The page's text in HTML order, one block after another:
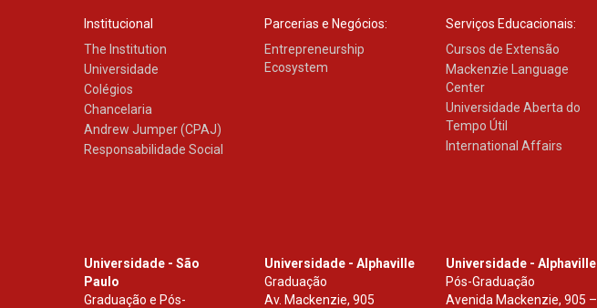
Institucional
The Institution
Universidade
Colégios
Chancelaria
Andrew Jumper (CPAJ)
Responsabilidade Social
Parcerias e Negócios:
Entrepreneurship
Ecosystem
Serviços Educacionais:
Cursos de Extensão
Mackenzie Language
Center
Universidade Aberta do
Tempo Útil
International Affairs
Universidade - São
Paulo
Graduação e Pós-
Universidade - Alphaville
Graduação
Av. Mackenzie, 905
Universidade - Alphaville
Pós-Graduação
Avenida Mackenzie, 905 –